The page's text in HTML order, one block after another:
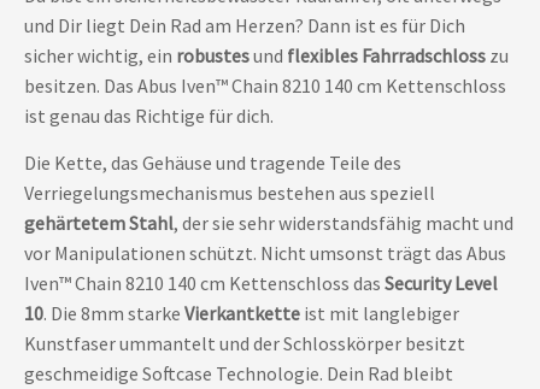
und Dir liegt Dein Rad am Herzen? Dann ist es für Dich
sicher wichtig, ein robustesund flexibles Fahrradschloss zu
besitzen. Das Abus Iven™ Chain 8210 140 cm Kettenschloss
ist genau das Richtige für dich.
Die Kette, das Gehäuse und tragende Teile des
Verriegelungsmechanismus bestehen aus speziell
gehärtetem Stahl, der sie sehr widerstandsfähig macht und
vor Manipulationen schützt. Nicht umsonst trägt das Abus
Iven™ Chain 8210 140 cm Kettenschloss das Security Level
10. Die 8mm starke Vierkantkette ist mit langlebiger
Kunstfaser ummantelt und der Schlosskörper besitzt
geschmeidige Softcase Technologie. Dein Rad bleibt